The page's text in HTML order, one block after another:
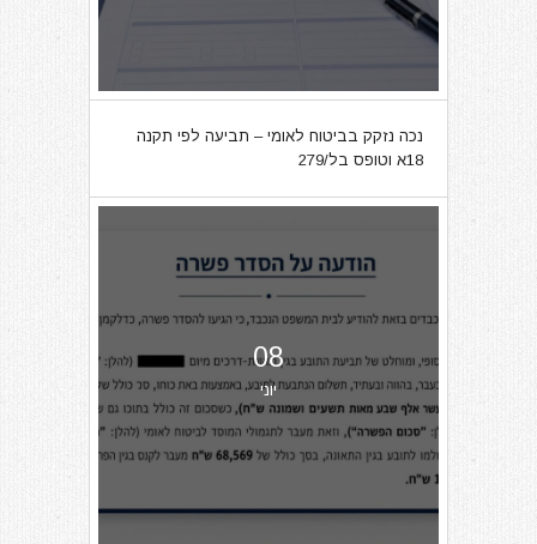
נכה נזקק בביטוח לאומי – תביעה לפי תקנה
18א וטופס בל/279
08
יוני